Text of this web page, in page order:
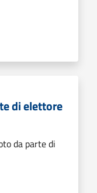
di elettore
da parte di